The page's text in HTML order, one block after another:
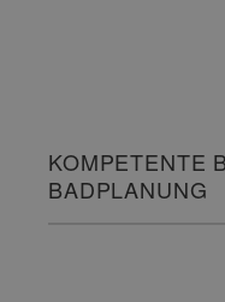
KOMPETENTE
BADPLANUNG